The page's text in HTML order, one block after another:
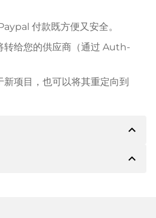
付款既方便又安全。
转给您的供应商（通过 Auth-
新项目，也可以将其重定向到
expand_less
您付款细节。房主随后会向您
expand_less